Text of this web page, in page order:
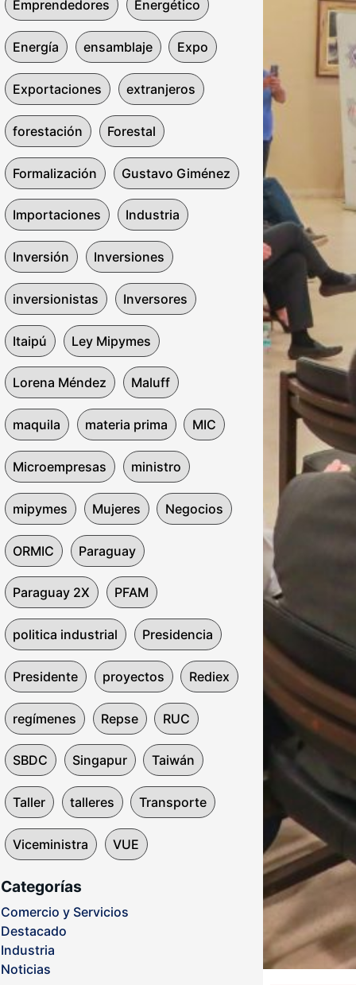
Emprendedores Energético
Energía ensamblaje Expo
Exportaciones extranjeros
forestación Forestal
Formalización Gustavo Giménez
Importaciones Industria
Inversión Inversiones
inversionistas Inversores
Itaipú Ley Mipymes
Lorena Méndez Maluff
maquila materia prima MIC
Microempresas ministro
mipymes Mujeres Negocios
ORMIC Paraguay
Paraguay 2X PFAM
politica industrial Presidencia
Presidente proyectos Rediex
regímenes Repse RUC
SBDC Singapur Taiwán
Taller talleres Transporte
Viceministra VUE
Categorías
Comercio y Servicios
Destacado
Industria
Noticias